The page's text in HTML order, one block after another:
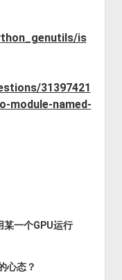
is
31397421
module-named-
一个GPU运行
心态？